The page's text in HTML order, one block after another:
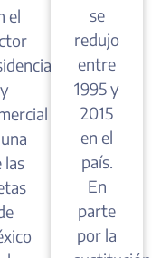
el
y
las
se
redujo
entre
1995 y
2015
en el
país.
En
parte
por la